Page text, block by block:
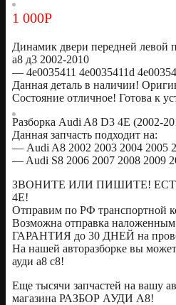
1 000Р
Динамик двери передней левой
а8 д3 2002-2010
— 4e0035411 4e0035411d
Данная деталь в наличии!
Состояние отличное! Готова к
Разборка Audi A8 D3 4E (2002-
Данная запчасть подходит на:
— Audi A8 2002 2003 2004 2005
— Audi S8 2006 2007 2008 2009
ЗВОНИТЕ ИЛИ ПИШИТЕ!
4Е!
Отправим по РФ транспортной
Возможна отправка
ГАРАНТИЯ до 30 ДНЕЙ на
На нашей авторазборке вы
ауди а8 с8!
Еще тысячи запчастей на вашу
магазина РАЗБОР АУДИ А8!